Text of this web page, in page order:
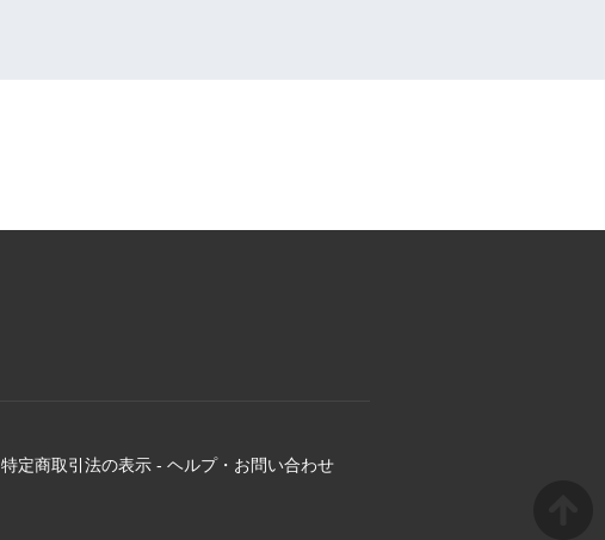
特定商取引法の表示 - ヘルプ・お問い合わせ